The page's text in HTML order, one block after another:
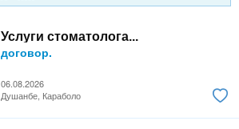
Услуги стоматолога...
договор.
06.08.2026
Душанбе, Караболо